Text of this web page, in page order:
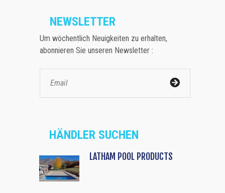
NEWSLETTER
Um wöchentlich Neuigkeiten zu erhalten,
abonnieren Sie unseren Newsletter :
HÄNDLER SUCHEN
LATHAM POOL PRODUCTS